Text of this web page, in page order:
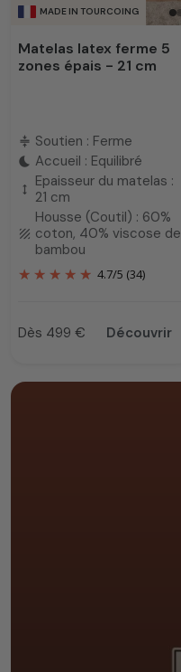
MADE IN TOURCOING
Matelas latex ferme 5
zones épais - 21 cm
compress Soutien : Ferme
bedtime Accueil : Equilibré
height
Epaisseur du matelas :
21 cm
texture
Housse (Coutil) : 60%
coton, 40% viscose de
bambou
4.7/5 (34)
Prix
Dès 499 € Découvrir